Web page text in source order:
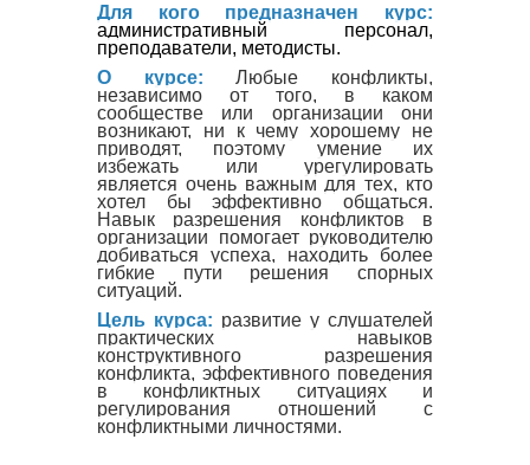
Для кого предназначен курс:
административный персонал,
преподаватели, методисты.
О курсе:Любые конфликты,
независимо от того, в каком
сообществе или организации они
возникают, ни к чему хорошему не
приводят, поэтому умение их
избежать или урегулировать
является очень важным для тех, кто
хотел бы эффективно общаться.
Навык разрешения конфликтов в
организации помогает руководителю
добиваться успеха, находить более
гибкие пути решения спорных
ситуаций.
Цель курса: развитие у слушателей
практических навыков
конструктивного разрешения
конфликта, эффективного поведения
в конфликтных ситуациях и
регулирования отношений с
конфликтными личностями.